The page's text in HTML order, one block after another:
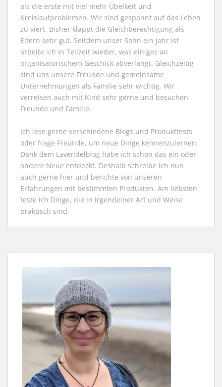
als die erste mit viel mehr Übelkeit und
Kreislaufproblemen. Wir sind gespannt auf das Leben
zu viert. Bisher klappt die Gleichberechtigung als
Eltern sehr gut. Seitdem unser Sohn ein Jahr ist
arbeite ich in Teilzeit wieder, was einiges an
organisatorischem Geschick abverlangt. Gleichzeitig
sind uns unsere Freunde und gemeinsame
Unternehmungen als Familie sehr wichtig. Wir
verreisen auch mit Kind sehr gerne und besuchen
Freunde und Familie.
Ich lese gerne verschiedene Blogs und Produkttests
oder frage Freunde, um neue Dinge kennenzulernen.
Dank dem Lavendelblog habe ich schon das ein oder
andere Neue entdeckt. Deshalb schreibe ich nun
auch gerne hier und berichte von unseren
Erfahrungen mit bestimmten Produkten. Am liebsten
teste ich Dinge, die in irgendeiner Art und Weise
praktisch sind.